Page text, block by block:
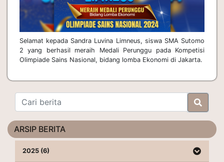
Selamat kepada Sandra Luvina Limneus, siswa SMA Sutomo
2 yang berhasil meraih Medali Perunggu pada Kompetisi
Olimpiade Sains Nasional, bidang lomba Ekonomi di Jakarta.
ARSIP BERITA
2025 (6)